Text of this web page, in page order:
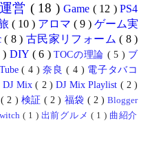
営 ( 18 )Game ( 12 )PS4
( 10 ) アロマ ( 9 ) ゲーム実
( 8 ) 古民家リフォーム( 8 )
) DIY ( 6 )TOCの理論 ( 5 ) ブ
( 4 )奈良( 4 ) 電子タバコ
DJ Mix( 2 )DJ Mix Playlist ( 2 )
( 2 ) 検証 ( 2 ) 福袋 ( 2 )Blogger
( 1 ) 出前グルメ( 1 ) 曲紹介